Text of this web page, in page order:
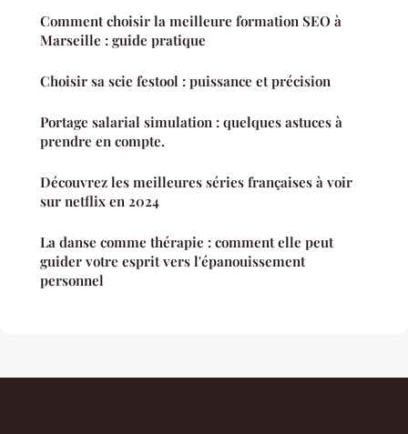
Comment choisir la meilleure formation SEO à
Marseille : guide pratique
Choisir sa scie festool : puissance et précision
Portage salarial simulation : quelques astuces à
prendre en compte.
Découvrez les meilleures séries françaises à voir
sur netflix en 2024
La danse comme thérapie : comment elle peut
guider votre esprit vers l'épanouissement
personnel